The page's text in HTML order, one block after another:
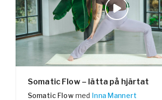
Somatic Flow – lätta på hjärtat
Somatic Flow med Inna Mannert